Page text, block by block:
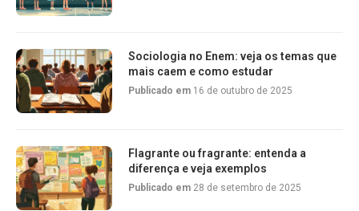
Sociologia no Enem: veja os temas que
mais caem e como estudar
Publicado em 16 de outubro de 2025
Flagrante ou fragrante: entenda a
diferença e veja exemplos
Publicado em 28 de setembro de 2025